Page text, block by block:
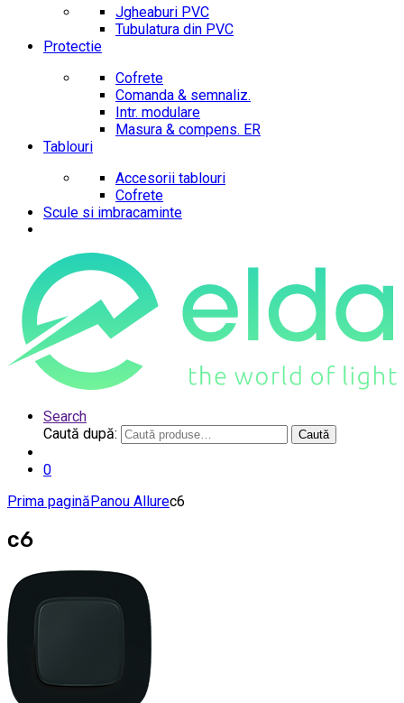
Jgheaburi PVC
Tubulatura din PVC
Protectie
Cofrete
Comanda & semnaliz.
Intr. modulare
Masura & compens. ER
Tablouri
Accesorii tablouri
Cofrete
Scule si imbracaminte
Search
Caută după:
Caută
0
Prima paginăPanou Allurec6
c6